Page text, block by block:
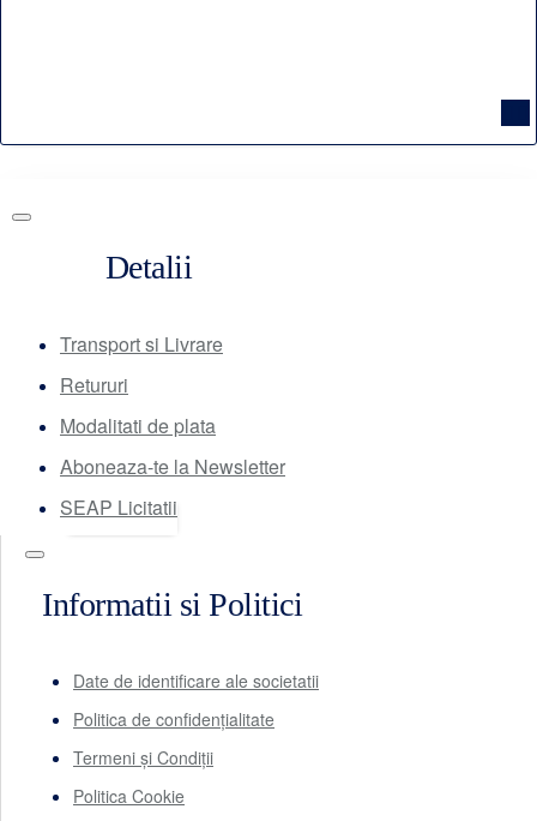
Detalii
Transport si Livrare
Retururi
Modalitati de plata
Aboneaza-te la Newsletter
SEAP Licitatii
Informatii si Politici
Date de identificare ale societatii
Politica de confidențialitate
Termeni și Condiții
Politica Cookie